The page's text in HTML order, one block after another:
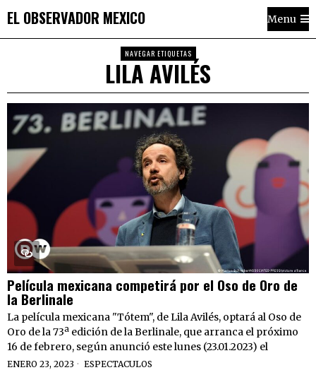
EL OBSERVADOR MEXICO Menu
NAVEGAR ETIQUETAS
LILA AVILÉS
Película mexicana competirá por el Oso de Oro de
la Berlinale
La película mexicana "Tótem", de Lila Avilés, optará al Oso de
Oro de la 73ª edición de la Berlinale, que arranca el próximo
16 de febrero, según anunció este lunes (23.01.2023) el
ENERO 23, 2023 ESPECTACULOS